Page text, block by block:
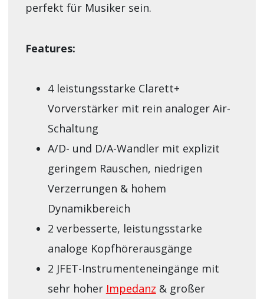
perfekt für Musiker sein.
Features:
4 leistungsstarke Clarett+
Vorverstärker mit rein analoger Air-
Schaltung
A/D- und D/A-Wandler mit explizit
geringem Rauschen, niedrigen
Verzerrungen & hohem
Dynamikbereich
2 verbesserte, leistungsstarke
analoge Kopfhörerausgänge
2 JFET-Instrumenteneingänge mit
sehr hoher Impedanz & großer